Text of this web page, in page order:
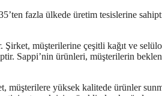
fazla ülkede üretim tesislerine
Şirket, müşterilerine çeşitli kağıt ve
Sappi’nin ürünleri, müşterilerin
müşterilere yüksek kalitede ürünler